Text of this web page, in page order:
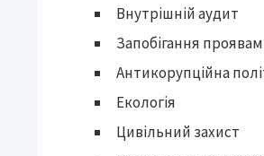
Внутрішній аудит
Запобігання проявам
Антикорупційна
Екологія
Цивільний захист